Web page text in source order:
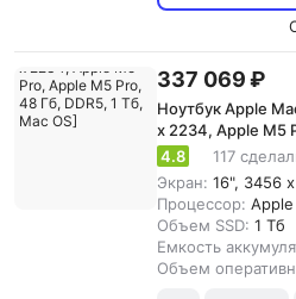
337 069 ₽
Ноутбук Apple
x 2234, Apple M5
DDR5, 1 Тб, Mac
4.8
117
Экран: 16", 3456
Процессор:
Объем SSD: 1 Тб
Емкость
Объем